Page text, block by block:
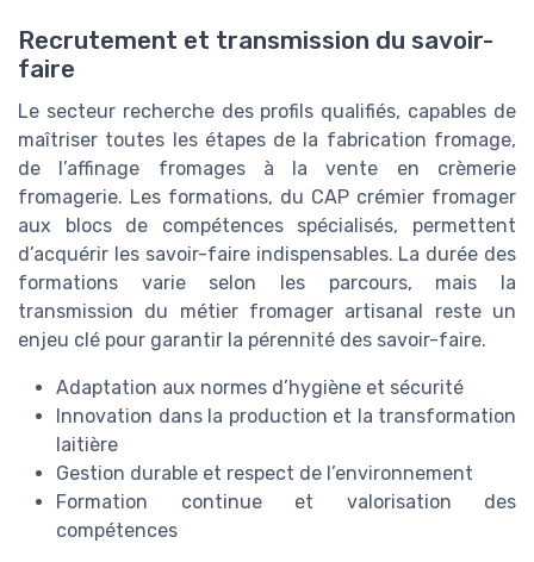
Recrutement et transmission du savoir-
faire
Le secteur recherche des profils qualifiés, capables de
maîtriser toutes les étapes de la fabrication fromage,
de l’affinage fromages à la vente en crèmerie
fromagerie. Les formations, du CAP crémier fromager
aux blocs de compétences spécialisés, permettent
d’acquérir les savoir-faire indispensables. La durée des
formations varie selon les parcours, mais la
transmission du métier fromager artisanal reste un
enjeu clé pour garantir la pérennité des savoir-faire.
Adaptation aux normes d’hygiène et sécurité
Innovation dans la production et la transformation
laitière
Gestion durable et respect de l’environnement
Formation continue et valorisation des
compétences